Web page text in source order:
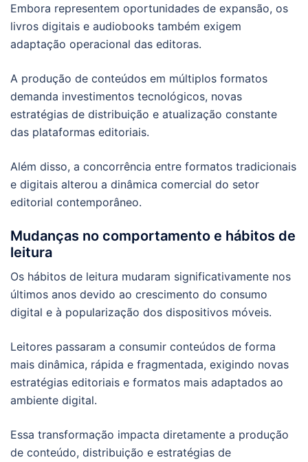
Embora representem oportunidades de expansão, os
livros digitais e audiobooks também exigem
adaptação operacional das editoras.
A produção de conteúdos em múltiplos formatos
demanda investimentos tecnológicos, novas
estratégias de distribuição e atualização constante
das plataformas editoriais.
Além disso, a concorrência entre formatos tradicionais
e digitais alterou a dinâmica comercial do setor
editorial contemporâneo.
Mudanças no comportamento e hábitos de
leitura
Os hábitos de leitura mudaram significativamente nos
últimos anos devido ao crescimento do consumo
digital e à popularização dos dispositivos móveis.
Leitores passaram a consumir conteúdos de forma
mais dinâmica, rápida e fragmentada, exigindo novas
estratégias editoriais e formatos mais adaptados ao
ambiente digital.
Essa transformação impacta diretamente a produção
de conteúdo, distribuição e estratégias de